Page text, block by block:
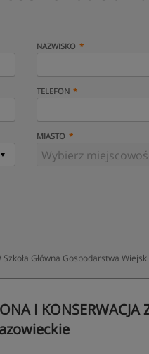
NAZWISKO
TELEFON
MIASTO
Główna Gospodarstwa
I KONSERWACJA